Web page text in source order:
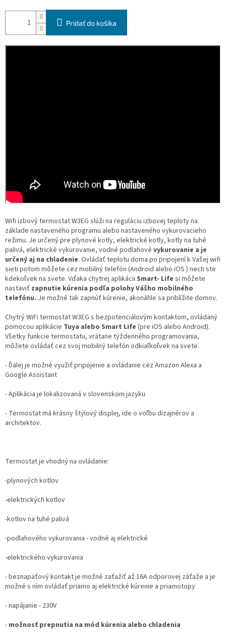
Pridať do košíka
Wifi izbový termostat W3EG slúži na reguláciu izbovej teploty na
základe nastaveného programu alebo nastaveného vykurovacieho
režimu. Je určený pre plynové kotly, elektrické kotly, kotly na tuhé
palivá, elektrické vykurovanie, vodné podlahové vykurovanie a je
určený aj na chladenie. Ovládať teplotu doma po pripojení k Vašej wifi
sieti potom môžete cez mobilný telefón (Android alebo iOS ) nech ste
kdekoľvek na svete. Vďaka chytrej aplikácii Smart- Life si môžete
nastaviť zapnutie kúrenia podľa polohy Vášho mobilného
telefónu. Je možné tak zapnúť kúrenie, akonáhle sa priblížite domov.
Chytrý WiFi termostat W3EG s bezpotenciálovým kontaktom, ovládaný
pomocou aplikácie Tuya alebo Smart Life (pre iOS alebo Android).
Všetky funkcie termostatu, vrátane týždenného programovania,
môžete ovládať cez svoj mobilný telefón odkiaľkoľvek na svete.
- Ďalej je možné využiť pripojenie a ovládanie cez Amazon Alexa a
Google Assistant
- Aplikácia je lokalizovaná v slovenskom jazyku
- Termostat má krásny štýlový displej, ide o voľbu dizajnérov a
architektov.
Termostat je vhodný na ovládanie:
-plynových kotlov
-elektrických kotlov
-kotlov na tuhé palivá
-podlahového vykurovania - vodné aj elektrické
-elektrického vykurovania
- beznapäťový kontakt je možné zaťažiť až 16A odporovej záťaže a je
možné s ním ovládať priamo aj elektrické kúrenie a priamotopy
- napájanie - 230V
- možnosť prepnutia na mód kúrenia alebo chladenia